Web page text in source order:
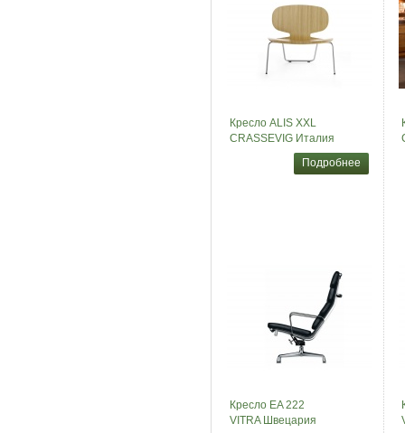
Кресло ALIS XXL
CRASSEVIG Италия
Подробнее
Кресло EA 222
VITRA Швецария